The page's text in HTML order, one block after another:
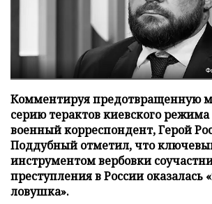
Комментируя предотвращенную
серию терактов киевского режима
военный корреспондент, Герой
Поддубный отметил, что
инструментом вербовки
преступления в России оказалась
ловушка».